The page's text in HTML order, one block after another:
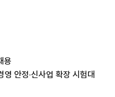
용
안정·신사업 확장 시험대